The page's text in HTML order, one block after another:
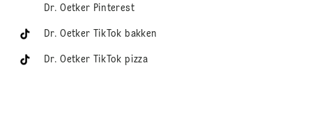
Dr. Oetker Pinterest
Dr. Oetker TikTok bakken
Dr. Oetker TikTok pizza